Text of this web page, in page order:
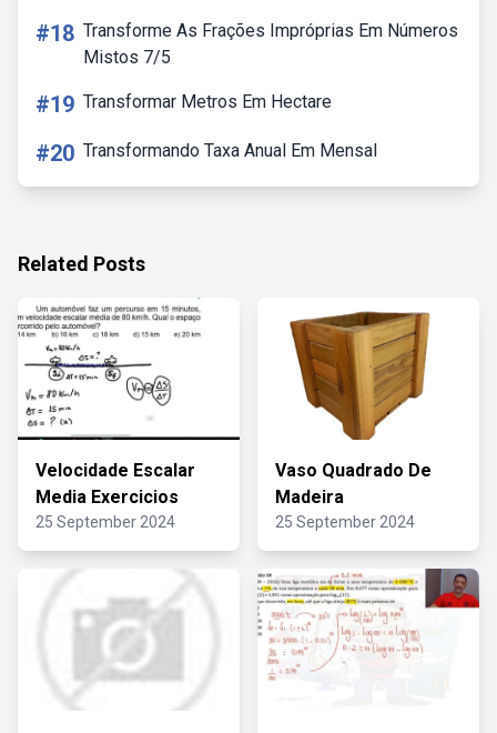
#18 Transforme As Frações Impróprias Em Números
Mistos 7/5
#19 Transformar Metros Em Hectare
#20 Transformando Taxa Anual Em Mensal
Related Posts
Velocidade Escalar
Media Exercicios
25 September 2024
Vaso Quadrado De
Madeira
25 September 2024